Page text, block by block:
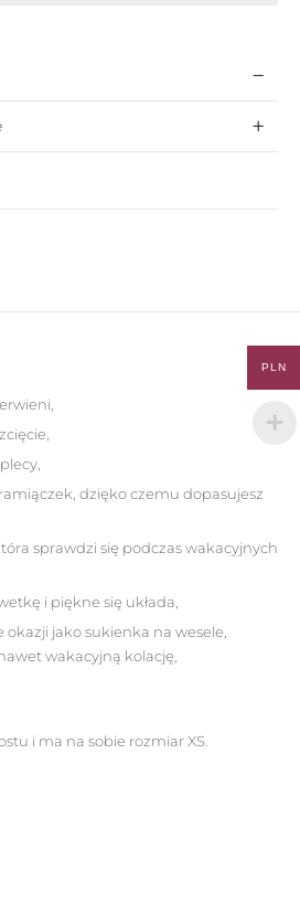
dzięko czemu dopasujesz
sprawdzi się podczas wakacyjnych
i piękne się układa,
okazji jako sukienka na wesele,
wakacyjną kolację,
i ma na sobie rozmiar XS.
PLN